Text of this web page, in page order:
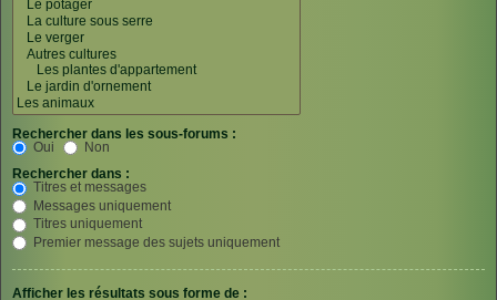
Rechercher dans les sous-forums :
Oui
Non
Rechercher dans :
Titres et messages
Messages uniquement
Titres uniquement
Premier message des sujets uniquement
Afficher les résultats sous forme de :